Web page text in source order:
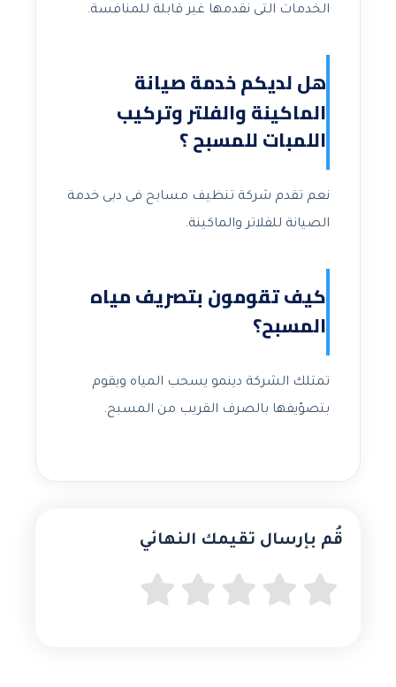
الخدمات التى نقدمها غير قابلة للمنافسة.
هل لديكم خدمة صيانة
الماكينة والفلتر وتركيب
اللمبات للمسبح ؟
نعم تقدم شركة تنظيف مسابح فى دبى خدمة
الصيانة للفلاتر والماكينة.
كيف تقومون بتصريف مياه
المسبح؟
تمتلك الشركة دينمو يسحب المياه ويقوم
بتصؤيفها بالصرف القريب من المسبح.
قُم بإرسال تقيمك النهائي